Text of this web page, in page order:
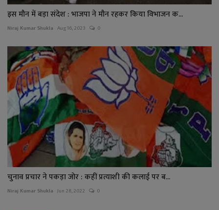
इस मौन में बड़ा संदेश : भाजपा ने मौन रहकर किया विभाजन क...
Niraj Kumar Shukla Aug 16, 2023 0
चुनाव प्रचार ने पकड़ा जोर : कहीं प्रत्याशी की कलाई पर ब...
Niraj Kumar Shukla Jun 28, 2022 0